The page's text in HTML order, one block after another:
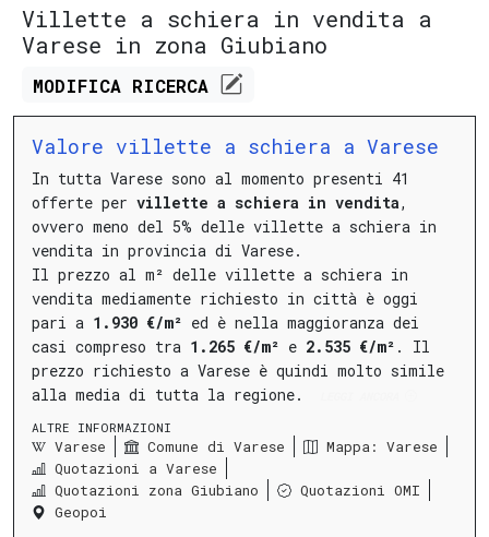
Villette a schiera in vendita a
Varese in zona Giubiano
MODIFICA RICERCA
Valore villette a schiera a Varese
In tutta Varese sono al momento presenti 41
offerte per villette a schiera in vendita,
ovvero meno del 5% delle villette a schiera in
vendita in provincia di Varese.
Il prezzo al m² delle villette a schiera in
vendita mediamente richiesto in città è oggi
pari a 1.930 €/m² ed è nella maggioranza dei
casi compreso tra 1.265 €/m² e 2.535 €/m² . Il
prezzo richiesto a Varese è quindi molto simile
alla media di tutta la regione.
ALTRE INFORMAZIONI
Varese Comune di Varese
Mappa: Varese
Quotazioni a Varese
Quotazioni zona Giubiano
Quotazioni OMI
Geopoi